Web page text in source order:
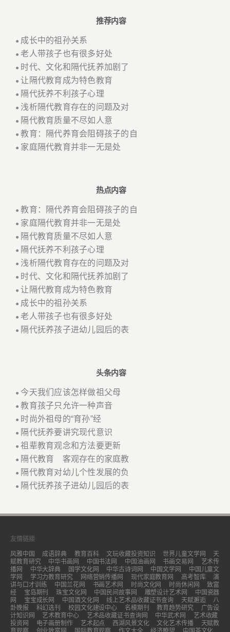
推荐内容
● 成长中的祖孙关系
● 老人带孩子也有很多好处
● 时代、文化和隔代抚养加剧了
●让隔代教育成为特色教育
● 隔代抚养不利孩子心理
● 浅析隔代教育存在的问题及对
● 隔代教育质量不尽如人意
●教育：隔代养育会阻碍孩子的自
● 家庭隔代教育并非一无是处
热点内容
●教育：隔代养育会阻碍孩子的自
● 家庭隔代教育并非一无是处
● 隔代教育质量不尽如人意
● 隔代抚养不利孩子心理
● 浅析隔代教育存在的问题及对
● 时代、文化和隔代抚养加剧了
●让隔代教育成为特色教育
● 成长中的祖孙关系
● 老人带孩子也有很多好处
● 隔代抚养孩子进幼儿园后的表
头条内容
● 今天我们应该怎样做祖父母
●教育孩子只允许一种声音
● 时尚外祖母的“育孙”经
● 隔代抚养要讲究现代意识
●祖辈教育观念和方法要更新
● 隔代教育 客观存在的家庭教
● 隔代教育对幼儿个性发展的负
● 隔代抚养孩子进幼儿园后的表
友情链接
风雅中国 成语辞典 教育百科 文玩收藏投资知识 世界儿童文学网
天
赋教育研究
中华书画网 中国书法网 中国油画网 书画交易网
艺术传
播网
中华大辞典 国学文化网 中华古诗词网 中国文学网
中国儿童文
学网
学习力教育研究 网络营销传播网 现代家庭教育网 高考智库
演
讲与口才训练
中国兰花网 书画艺术网 时尚文化网 时尚休闲网
致富
经
宝岛期刊 珠宝文化网 中国民间故事网 雕塑设计艺术网
中国瓷器
网
宝宝成长网 中国酒文化网 线上艺术品收藏证书查询 天赋邂逅
八
卦晚报
科幻选刊 校园文化建设中心 名模期刊 教育趋势研究
广告设
计知识网
艺术教育中心 艺术品收藏证书查询网 中华武术网
艺术收藏
投资网
电子画册制作 艺术起点 西湖风景文化 文化艺术传播
天赋教